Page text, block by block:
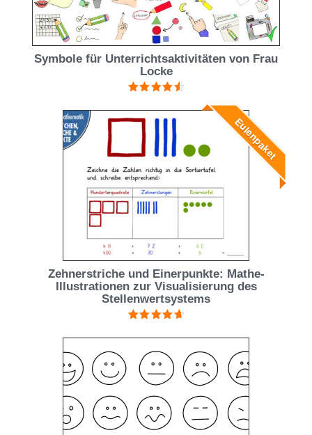
Symbole für Unterrichtsaktivitäten von Frau
Locke
mit4.60
von 5
Eulenpaket
Zehnerstriche und Einerpunkte: Mathe-
Illustrationen zur Visualisierung des
Stellenwertsystems
mit4.75